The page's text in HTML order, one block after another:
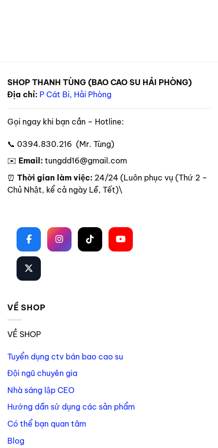
SHOP THANH TÙNG (BAO CAO SU HẢI PHÒNG)
Địa chỉ: P Cát Bi, Hải Phòng
Gọi ngay khi bạn cần – Hotline:
📞 0394.830.216 (Mr. Tùng)
✉️ Email: tungdd16@gmail.com
⏰ Thời gian làm việc: 24/24 (Luôn phục vụ (Thứ 2 –
Chủ Nhật, kể cả ngày Lễ, Tết)\
VỀ SHOP
VỀ SHOP
Tuyển dụng ctv bán bao cao su
Đội ngũ chuyên gia
Nhà sáng lập CEO
Hướng dẫn sử dụng các sản phẩm
Có thể bạn quan tâm
Blog